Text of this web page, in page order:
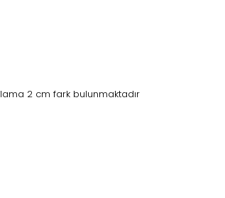
2 cm fark bulunmaktadır